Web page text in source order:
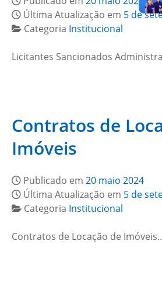
Última Atualização em 5 de
Categoria Institucional
Licitantes Sancionados
Contratos de
Imóveis
Publicado em 20 maio 2024
Última Atualização em 5 de
Categoria Institucional
Contratos de Locação de